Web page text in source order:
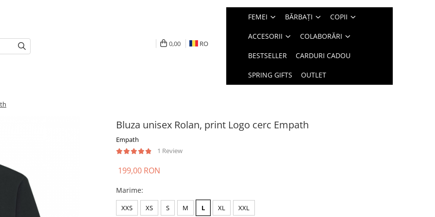
0,00 RO
FEMEI BĂRBAȚI COPII
ACCESORII COLABORĂRI
BESTSELLER CARDURI CADOU
SPRING GIFTS OUTLET
Bluza unisex Rolan, print Logo cerc Empath
Empath
1 Review
199,00 RON
Marime:
XXS XS S M L XL XXL